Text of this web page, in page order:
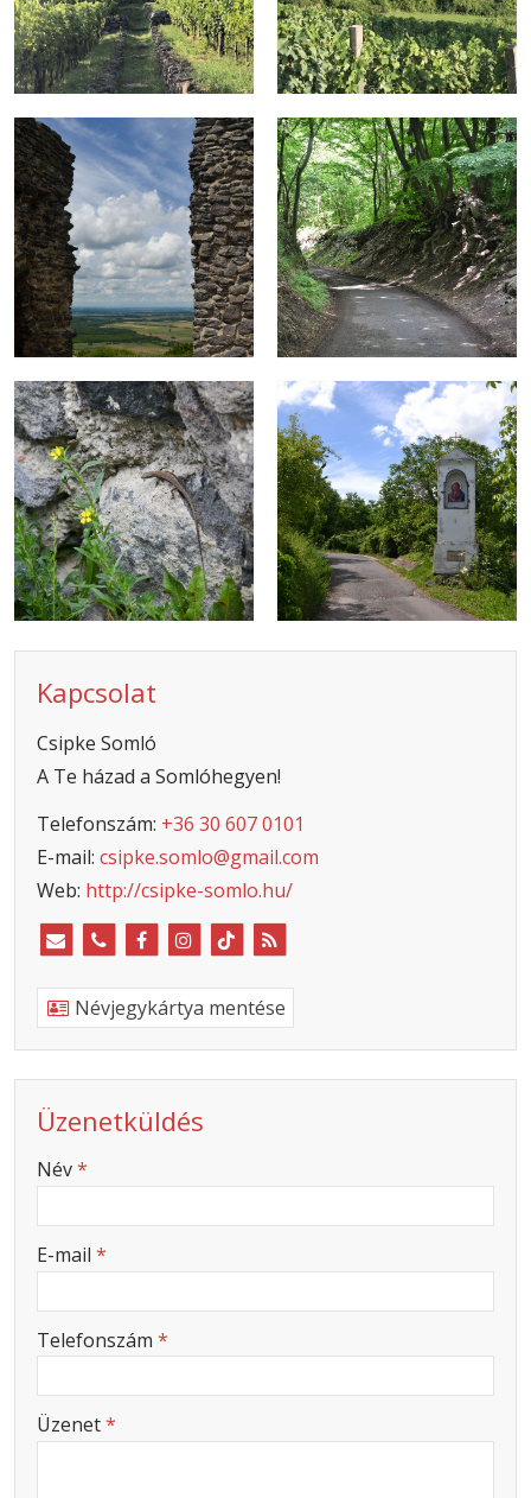
Kapcsolat
Csipke Somló
A Te házad a Somlóhegyen!
Telefonszám: +36 30 607 0101
E-mail: csipke.somlo@gmail.com
Web: http://csipke-somlo.hu/
Névjegykártya mentése
Üzenetküldés
-
Név*
E-mail *
Telefonszám *
Üzenet*